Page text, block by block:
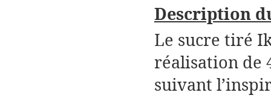
Description
Le sucre tiré
réalisation de
suivant l’